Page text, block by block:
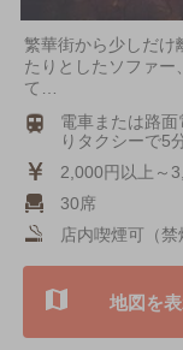
繁華街から少しだけ
たりとしたソファー
て…
電車または路
りタクシーで5
2,000円以上～
30席
店内喫煙可（禁
地図を